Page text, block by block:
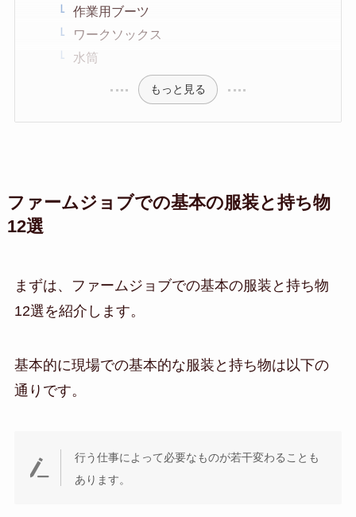
作業用ブーツ
ワークソックス
水筒
もっと見る
ファームジョブでの基本の服装と持ち物
12選
まずは、ファームジョブでの基本の服装と持ち物
12選を紹介します。
基本的に現場での基本的な服装と持ち物は以下の
通りです。
行う仕事によって必要なものが若干変わることも
あります。